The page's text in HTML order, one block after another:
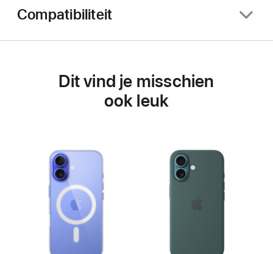
Compatibiliteit
Dit vind je misschien
ook leuk